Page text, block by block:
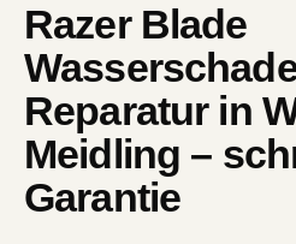
Razer Blade
Reparatur in
Meidling –
Garantie